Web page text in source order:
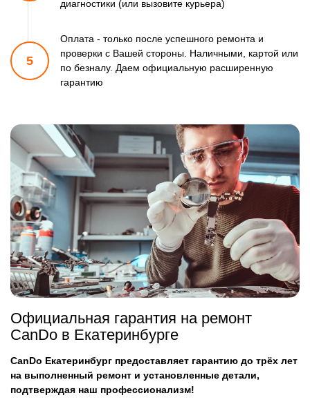
диагностики (или вызовите курьера)
5
Оплата - только после успешного ремонта и
проверки с Вашей стороны. Наличными, картой или
по безналу. Даем официальную расширенную
гарантию
Официальная гарантия на ремонт
CanDo в Екатеринбурге
CanDo Екатеринбург предоставляет гарантию до трёх лет
на выполненный ремонт и установленные детали,
подтверждая наш профессионализм!